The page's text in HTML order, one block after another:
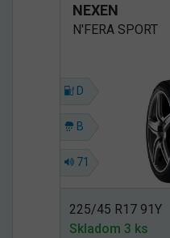
NEXEN
N'FERA SPORT
D
B
71
225/45 R17 91Y
Skladom 3 ks